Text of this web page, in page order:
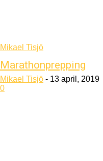
Mikael Tisjö
Marathonprepping
Mikael Tisjö - 13 april, 2019
0